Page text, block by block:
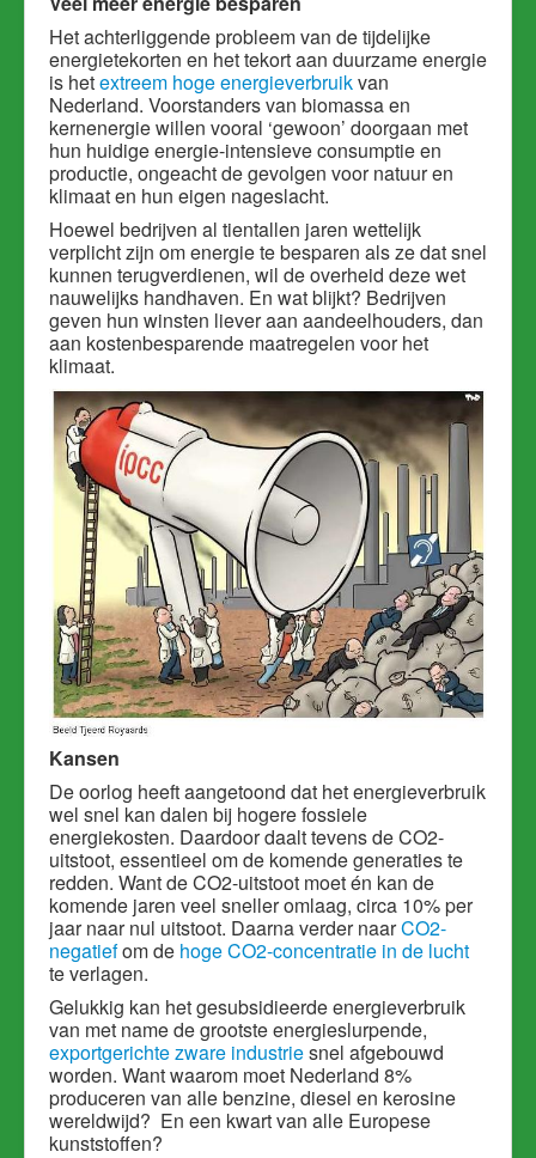
Het achterliggende probleem van de tijdelijke
energietekorten en het tekort aan duurzame energie
is hetextreem hoge energieverbruikvan
Nederland. Voorstanders van biomassa en
kernenergie willen vooral ‘gewoon’ doorgaan met
hun huidige energie-intensieve consumptie en
productie, ongeacht de gevolgen voor natuur en
klimaat en hun eigen nageslacht.
Hoewel bedrijven al tientallen jaren wettelijk
verplicht zijn om energie te besparen als ze dat snel
kunnen terugverdienen, wil de overheid deze wet
nauwelijks handhaven. En wat blijkt? Bedrijven
geven hun winsten liever aan aandeelhouders, dan
aan kostenbesparende maatregelen voor het
klimaat.
Kansen
De oorlog heeft aangetoond dat het energieverbruik
wel snel kan dalen bij hogere fossiele
energiekosten. Daardoor daalt tevens de CO2-
uitstoot, essentieel om de komende generaties te
redden. Want de CO2-uitstoot moet én kan de
komende jaren veel sneller omlaag, circa 10% per
jaar naar nul uitstoot. Daarna verder naarCO2-
negatiefom de hoge CO2-concentratie in de lucht
te verlagen.
Gelukkig kan het gesubsidieerde energieverbruik
van met name de grootste energieslurpende,
exportgerichte zware industriesnel afgebouwd
worden. Want waarom moet Nederland 8%
produceren van alle benzine, diesel en kerosine
wereldwijd? En een kwart van alle Europese
kunststoffen?